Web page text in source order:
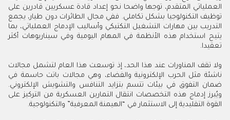
العملياتي المتقدم، توجها واضحا نحو إعداد قادة عسكريين قادرين على
توظيف التكنولوجيا بشكل تكاملي. ففي مجال الطائرات دون طيار، يجمع
التدريب بين مهارات التشغيل التكتيكي وأساليب الإدماج العملياتي، بما
يتيح استخدام هذه الأنظمة في المهام اليومية وفي سيناريوهات أكثر
تعقيدا.
ولا تقف المناورات عند هذا الحد، إذ توسعت هذا العام لتشمل مجالات
ناشئة مثل الحرب الإلكترونية والفضاء، وهي مجالات باتت حاسمة في
ضمان التفوق في بيئات تتسم بتزايد التنافس والتشويش الإلكتروني.
ويُبرز إدماج هذه التخصصات انتقال التمارين العسكرية من التركيز على
القوة التقليدية إلى الاستثمار في “الهيمنة المعرفية” والتكنولوجية.